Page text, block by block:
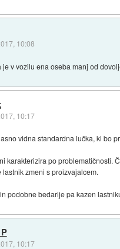
10:08
je v vozilu ena oseba manj od
10:17
vidna standardna lučka, ki bo
karakterizira po problematičnosti.
lastnik zmeni s proizvajalcem.
podobne bedarije pa kazen
10:17